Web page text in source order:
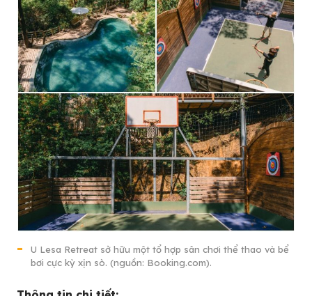
U Lesa Retreat sở hữu một tổ hợp sân chơi thể thao và bể
bơi cực kỳ xịn sò. (nguồn: Booking.com).